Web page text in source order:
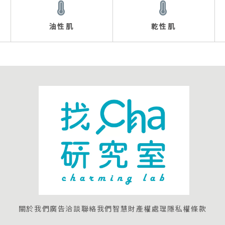
油性肌 乾性肌
關於我們廣告洽談聯絡我們智慧財產權處理隱私權條款